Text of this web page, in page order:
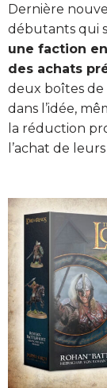
Dernière
débutants qui
une faction
des achats
deux boîtes
dans l’idée,
la réduction
l’achat de